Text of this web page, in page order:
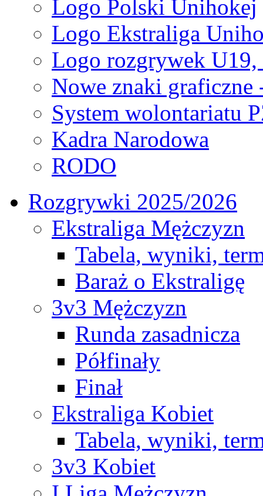
Logo Polski Unihokej
Logo Ekstraliga
Logo rozgrywek
Nowe znaki graficzne
System wolontariatu
Kadra Narodowa
RODO
Rozgrywki 2025/2026
Ekstraliga Mężczyzn
Tabela, wyniki,
Baraż o Ekstraligę
3v3 Mężczyzn
Runda zasadnicza
Półfinały
Finał
Ekstraliga Kobiet
Tabela, wyniki,
3v3 Kobiet